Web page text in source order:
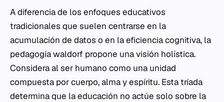
A diferencia de los enfoques educativos
tradicionales que suelen centrarse en la
acumulación de datos o en la eficiencia cognitiva, la
pedagogía waldorf propone una visión holística.
Considera al ser humano como una unidad
compuesta por cuerpo, alma y espíritu. Esta tríada
determina que la educación no actúe solo sobre la